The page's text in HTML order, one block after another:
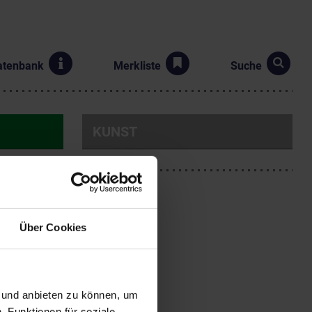
Über Cookies
anbieten zu können, um
Merkliste Suche
Streusiedlung
fallen in das